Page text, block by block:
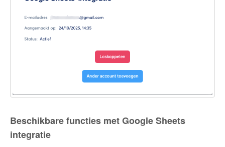
Beschikbare functies met Google Sheets
integratie